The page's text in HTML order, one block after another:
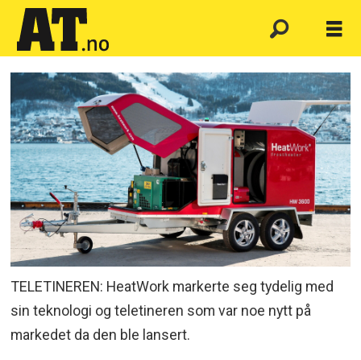
TELETINEREN: HeatWork markerte seg tydelig med
sin teknologi og teletineren som var noe nytt på
markedet da den ble lansert.